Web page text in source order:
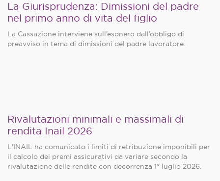
La Giurisprudenza: Dimissioni del padre
nel primo anno di vita del figlio
La Cassazione interviene sull’esonero dall’obbligo di
preavviso in tema di dimissioni del padre lavoratore.
Rivalutazioni minimali e massimali di
rendita Inail 2026
L'INAIL ha comunicato i limiti di retribuzione imponibili per
il calcolo dei premi assicurativi da variare secondo la
rivalutazione delle rendite con decorrenza 1° luglio 2026.